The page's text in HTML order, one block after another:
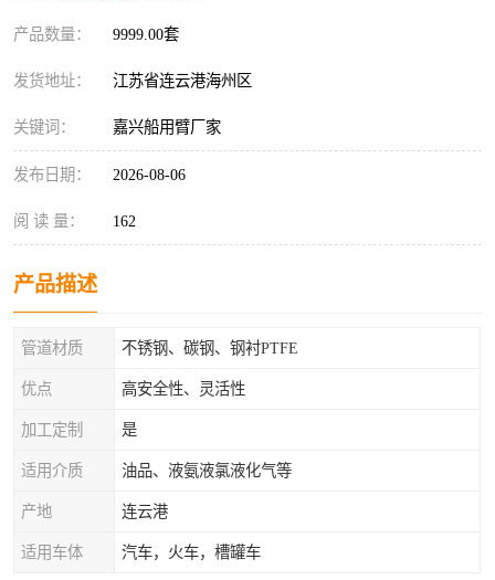
产品数量： 9999.00套
发货地址： 江苏省连云港海州区
关键词： 嘉兴船用臂厂家
发布日期： 2026-08-06
阅 读 量： 162
产品描述
管道材质 不锈钢、碳钢、钢衬PTFE
优点 高安全性、灵活性
加工定制 是
适用介质 油品、液氨液氯液化气等
产地 连云港
适用车体 汽车，火车，槽罐车